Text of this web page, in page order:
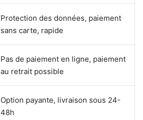
Protection des données, paiement
sans carte, rapide
Pas de paiement en ligne, paiement
au retrait possible
Option payante, livraison sous 24-
48h